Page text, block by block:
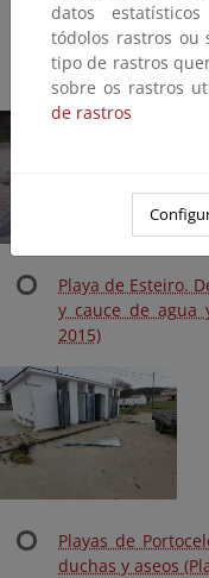
Demolición de
Morás y
2015)
Playa de Esteiro.
y cauce de agua
2015)
Playas de
duchas y aseos
datos
tódolos rastros ou
tipo de rastros
sobre os rastros
de rastros